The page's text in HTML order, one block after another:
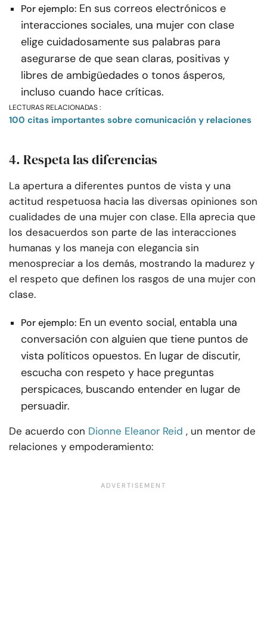
Por ejemplo: En sus correos electrónicos e
interacciones sociales, una mujer con clase
elige cuidadosamente sus palabras para
asegurarse de que sean claras, positivas y
libres de ambigüedades o tonos ásperos,
incluso cuando hace críticas.
LECTURAS RELACIONADAS :
100 citas importantes sobre comunicación y relaciones
4. Respeta las diferencias
La apertura a diferentes puntos de vista y una
actitud respetuosa hacia las diversas opiniones son
cualidades de una mujer con clase. Ella aprecia que
los desacuerdos son parte de las interacciones
humanas y los maneja con elegancia sin
menospreciar a los demás, mostrando la madurez y
el respeto que definen los rasgos de una mujer con
clase.
Por ejemplo: En un evento social, entabla una
conversación con alguien que tiene puntos de
vista políticos opuestos. En lugar de discutir,
escucha con respeto y hace preguntas
perspicaces, buscando entender en lugar de
persuadir.
De acuerdo con Dionne Eleanor Reid , un mentor de
relaciones y empoderamiento: